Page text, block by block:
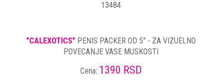
13484
"CALEXOTICS" PENIS PACKER OD 5" - ZA VIZUELNO
POVECANJE VASE MUSKOSTI
Cena: 1390 RSD